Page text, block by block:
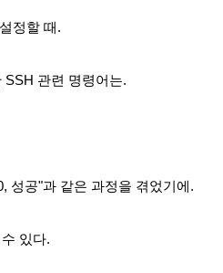
정할 때.
SSH 관련 명령어는.
성공"과 같은 과정을 겪었기에.
있다.